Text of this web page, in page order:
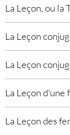
La Leçon, ou la
La Leçon
La Leçon
La Leçon d'une
La Leçon des